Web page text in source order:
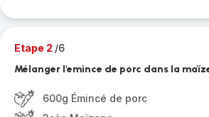
Etape 2 /6
Mélanger l'emince de porc dans la
600g Émincé de porc